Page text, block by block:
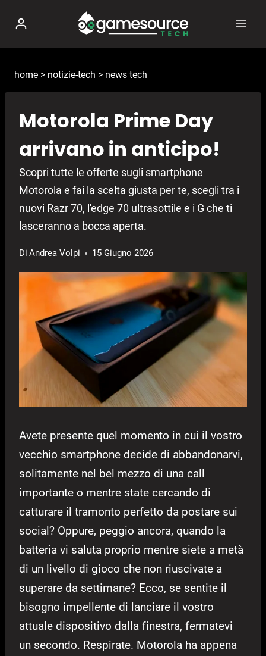
contenuto
home > notizie-tech > news tech
Motorola Prime Day
arrivano in anticipo!
Scopri tutte le offerte sugli smartphone
Motorola e fai la scelta giusta per te, scegli tra i
nuovi Razr 70, l'edge 70 ultrasottile e i G che ti
lasceranno a bocca aperta.
Di Andrea Volpi 15 Giugno 2026
Avete presente quel momento in cui il vostro
vecchio smartphone decide di abbandonarvi,
solitamente nel bel mezzo di una call
importante o mentre state cercando di
catturare il tramonto perfetto da postare sui
social? Oppure, peggio ancora, quando la
batteria vi saluta proprio mentre siete a metà
di un livello di gioco che non riuscivate a
superare da settimane? Ecco, se sentite il
bisogno impellente di lanciare il vostro
attuale dispositivo dalla finestra, fermatevi
un secondo. Respirate. Motorola ha appena